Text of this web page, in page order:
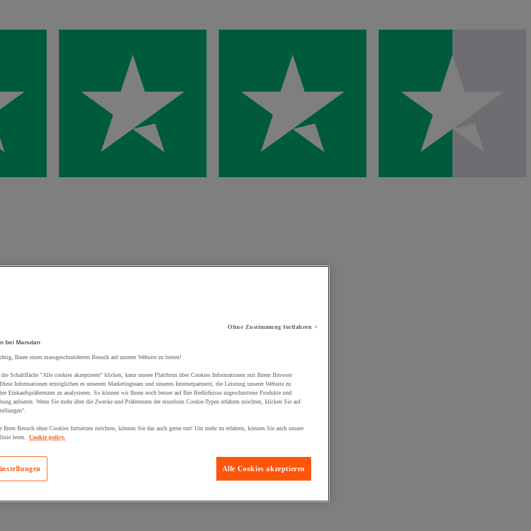
zum Warenkorb hinzugefügt:
Ohne Zustimmung fortfahren >
bei Manutan
Ihnen einen massgeschneiderten Besuch auf unserer Website zu bieten!
die Schaltfläche "Alle cookies akzeptieren" klicken, kann unsere Plattform über Cookies Informationen mit Ihrem Browser
Informationen ermöglichen es unserem Marketingteam und unseren Internetpartnern, die Leistung unserer Website zu
Einkaufspräferenzen zu analysieren. So können wir Ihnen noch besser auf Ihre Bedürfnisse zugeschnittene Produkte und
anbieten. Wenn Sie mehr über die Zwecke und Präferenzen der einzelnen Cookie-Typen erfahren möchten, klicken Sie auf
Ihren Besuch ohne Cookies fortsetzen möchten, können Sie das auch gerne tun! Um mehr zu erfahren, können Sie auch unsere
lesen.
Cookie policy.
Alle Cookies akzeptieren